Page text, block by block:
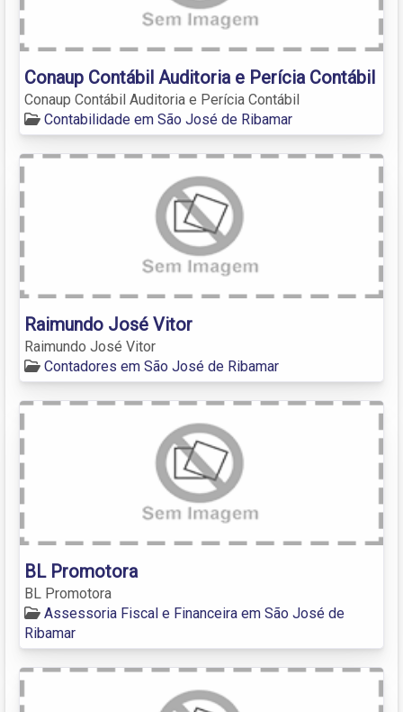
Conaup Contábil Auditoria e Perícia Contábil
Conaup Contábil Auditoria e Perícia Contábil
Contabilidade em São José de Ribamar
Raimundo José Vitor
Raimundo José Vitor
Contadores em São José de Ribamar
BL Promotora
BL Promotora
Assessoria Fiscal e Financeira em São José de
Ribamar